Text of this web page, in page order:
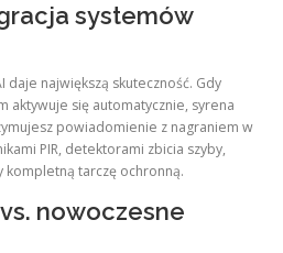
systemów
daje największą skuteczność. Gdy
aktywuje się automatycznie, syrena
powiadomienie z nagraniem w
PIR, detektorami zbicia szyby,
kompletną tarczę ochronną.
nowoczesne